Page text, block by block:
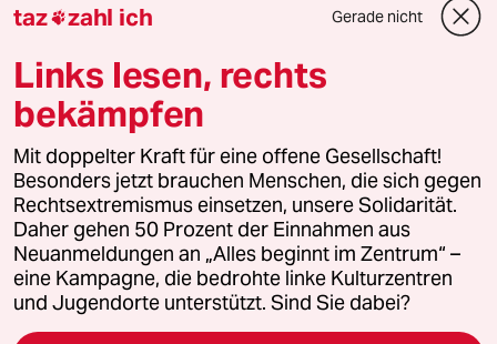
Downloads für Abonnierende
© 2026 taz Verlags und Vertriebs GmbH
Alle Rechte vorbehalten. Bei rechtlichen Fragen oder für Genehmigungen
wenden Sie sich bitte an
lizenzen@taz.de
Feedback Redaktionsstatut Kommune-Richtlinien
Leitlinie Informant Datenschutz Impressum AGB
taz zahl ich Gerade nicht
Links lesen, rechts
bekämpfen
Mit doppelter Kraft für eine offene Gesellschaft!
Besonders jetzt brauchen Menschen, die sich gegen
Rechtsextremismus einsetzen, unsere Solidarität.
Daher gehen 50 Prozent der Einnahmen aus
Neuanmeldungen an „Alles beginnt im Zentrum“ –
eine Kampagne, die bedrohte linke Kulturzentren
und Jugendorte unterstützt. Sind Sie dabei?